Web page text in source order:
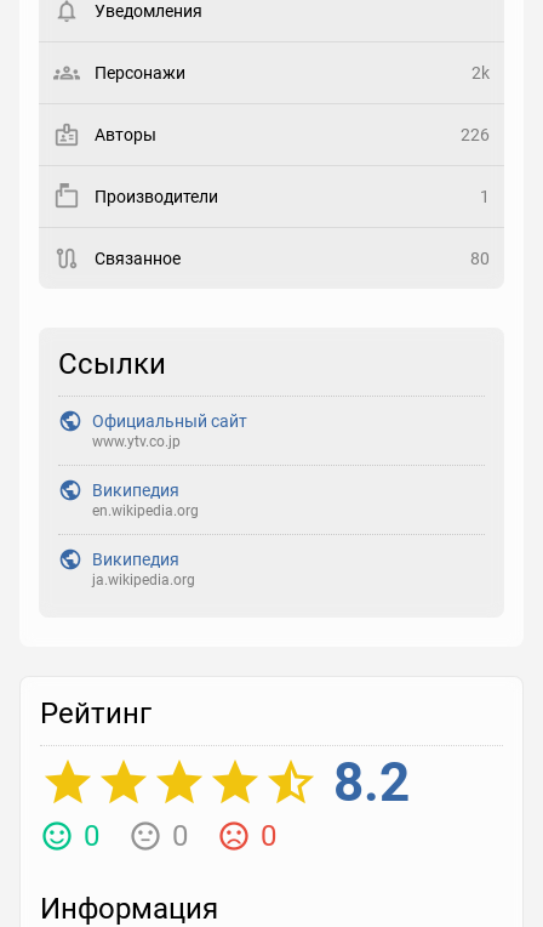
Статус
Рейтинг
Реакция
Уведомления
Персонажи 2k
Авторы 226
Производители 1
Связанное 80
Ссылки
Официальный сайт
www.ytv.co.jp
Википедия
en.wikipedia.org
Википедия
ja.wikipedia.org
Рейтинг
8.2
0 0 0
Информация